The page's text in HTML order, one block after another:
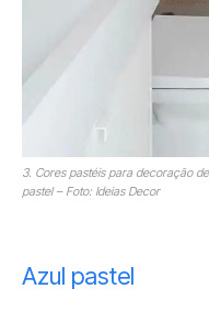
3. Cores pastéis para decoração
pastel – Foto: Ideias Decor
Azul pastel